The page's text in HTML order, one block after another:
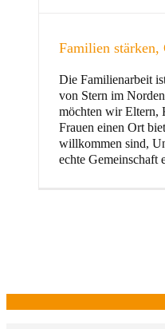
Familien stärken,
Die Familienarbeit
von Stern im
möchten wir Eltern,
Frauen einen Ort
willkommen sind,
echte Gemeinschaft